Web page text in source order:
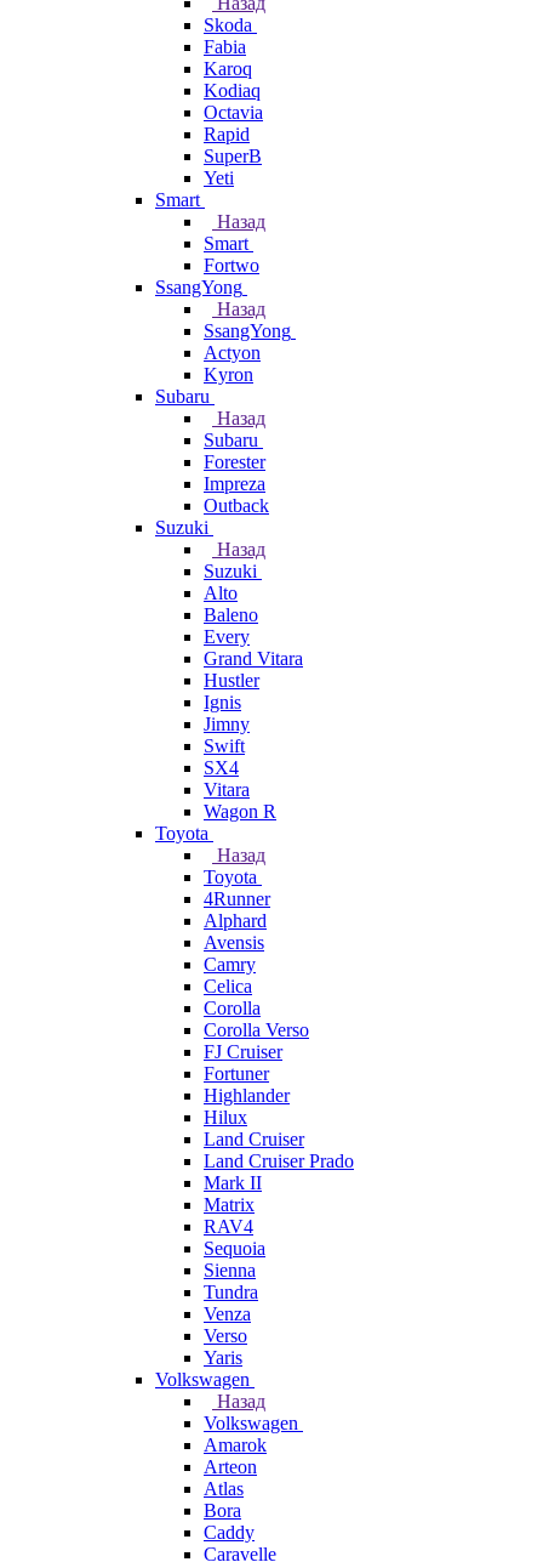
Skoda
Fabia
Karoq
Kodiaq
Octavia
Rapid
SuperB
Yeti
Smart
Назад
Smart
Fortwo
SsangYong
Назад
SsangYong
Actyon
Kyron
Subaru
Назад
Subaru
Forester
Impreza
Outback
Suzuki
Назад
Suzuki
Alto
Baleno
Every
Grand Vitara
Hustler
Ignis
Jimny
Swift
SX4
Vitara
Wagon R
Toyota
Назад
Toyota
4Runner
Alphard
Avensis
Camry
Celica
Corolla
Corolla Verso
FJ Cruiser
Fortuner
Highlander
Hilux
Land Cruiser
Land Cruiser Prado
Mark II
Matrix
RAV4
Sequoia
Sienna
Tundra
Venza
Verso
Yaris
Volkswagen
Назад
Volkswagen
Amarok
Arteon
Atlas
Bora
Caddy
Caravelle